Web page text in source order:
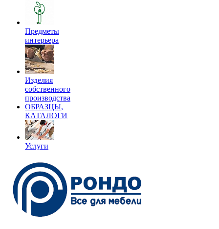
Предметы
интерьера
Изделия
собственного
производства
ОБРАЗЦЫ,
КАТАЛОГИ
Услуги